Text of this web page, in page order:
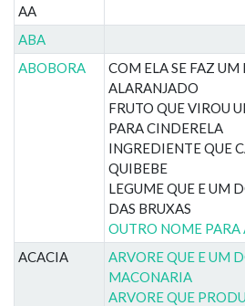
AA
ABA
ABOBORA
COM ELA SE FAZ
ALARANJADO
FRUTO QUE VIROU
PARA CINDERELA
INGREDIENTE QUE
QUIBEBE
LEGUME QUE E UM
DAS BRUXAS
OUTRO NOME PARA
ACACIA
ARVORE QUE E UM
MACONARIA
ARVORE QUE